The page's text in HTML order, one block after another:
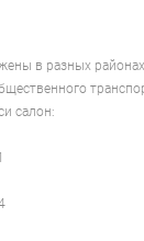
в разных
салон: